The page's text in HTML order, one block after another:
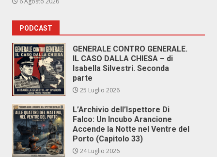
PODCAST
GENERALE CONTRO GENERALE.
IL CASO DALLA CHIESA – di
Isabella Silvestri. Seconda
parte
25 Luglio 2026
L’Archivio dell’Ispettore Di
Falco: Un Incubo Arancione
Accende la Notte nel Ventre del
Porto (Capitolo 33)
24 Luglio 2026